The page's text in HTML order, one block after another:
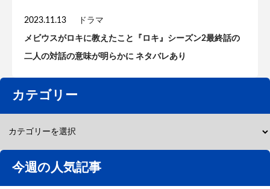
2023.11.13 ドラマ
メビウスがロキに教えたこと『ロキ』シーズン2最終話の
二人の対話の意味が明らかに ネタバレあり
カテゴリー
今週の人気記事